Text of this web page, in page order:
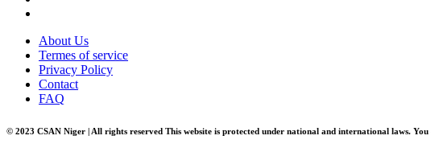
About Us
Termes of service
Privacy Policy
Contact
FAQ
© 2023 CSAN Niger | All rights reserved This website is protected under national and international laws.